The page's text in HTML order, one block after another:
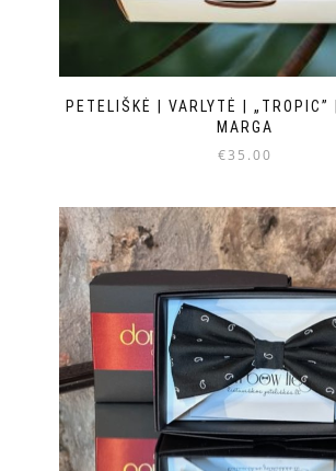
PETELIŠKĖ | VARLYTĖ | „TROPIC”
MARGA
€35.00